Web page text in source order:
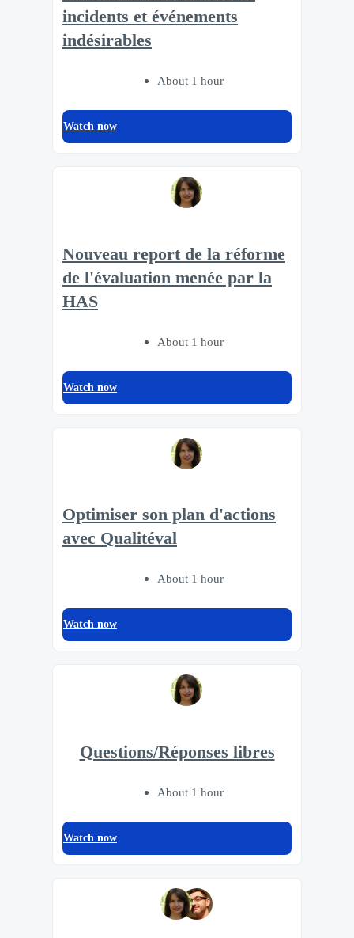
incidents et événements
indésirables
About 1 hour
Watch now
Nouveau report de la réforme
de l'évaluation menée par la
HAS
About 1 hour
Watch now
Optimiser son plan d'actions
avec Qualitéval
About 1 hour
Watch now
Questions/Réponses libres
About 1 hour
Watch now